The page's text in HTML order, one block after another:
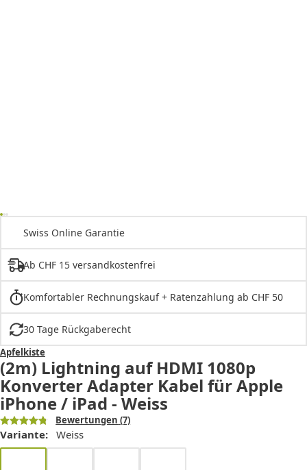
Swiss Online Garantie
Ab CHF 15 versandkostenfrei
Komfortabler Rechnungskauf + Ratenzahlung ab CHF 50
30 Tage Rückgaberecht
Apfelkiste
(2m) Lightning auf HDMI 1080p
Konverter Adapter Kabel für Apple
iPhone / iPad - Weiss
Bewertungen (7)
Variante: Weiss